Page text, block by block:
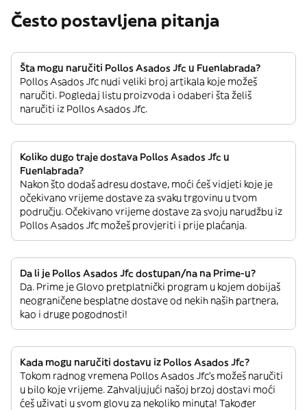
Često postavljena pitanja
Šta mogu naručiti Pollos Asados Jfc u Fuenlabrada?
Pollos Asados Jfc nudi veliki broj artikala koje možeš
naručiti. Pogledaj listu proizvoda i odaberi šta želiš
naručiti iz Pollos Asados Jfc.
Koliko dugo traje dostava Pollos Asados Jfc u
Fuenlabrada?
Nakon što dodaš adresu dostave, moći ćeš vidjeti koje je
očekivano vrijeme dostave za svaku trgovinu u tvom
području. Očekivano vrijeme dostave za svoju narudžbu iz
Pollos Asados Jfc možeš provjeriti i prije plaćanja.
Da li je Pollos Asados Jfc dostupan/na na Prime-u?
Da. Prime je Glovo pretplatnički program u kojem dobijaš
neograničene besplatne dostave od nekih naših partnera,
kao i druge pogodnosti!
Kada mogu naručiti dostavu iz Pollos Asados Jfc?
Tokom radnog vremena Pollos Asados Jfc’s možeš naručiti
u bilo koje vrijeme. Zahvaljujući našoj brzoj dostavi moći
ćeš uživati u svom glovu za nekoliko minuta! Također